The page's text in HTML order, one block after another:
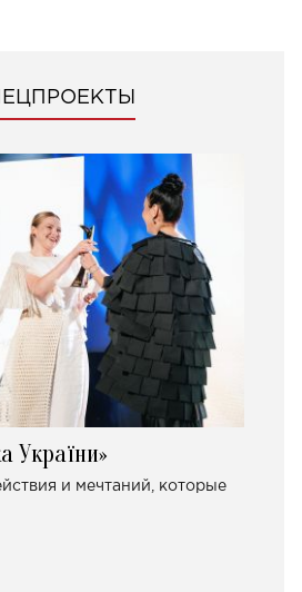
України»
и мечтаний, которые